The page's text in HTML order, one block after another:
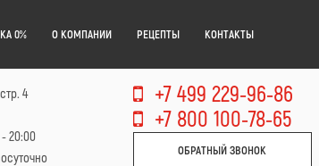
0% О КОМПАНИИ РЕЦЕПТЫ КОНТАКТЫ
4
20:00
+7 499 229-96-86
+7 800 100-78-65
ОБРАТНЫЙ ЗВОНОК